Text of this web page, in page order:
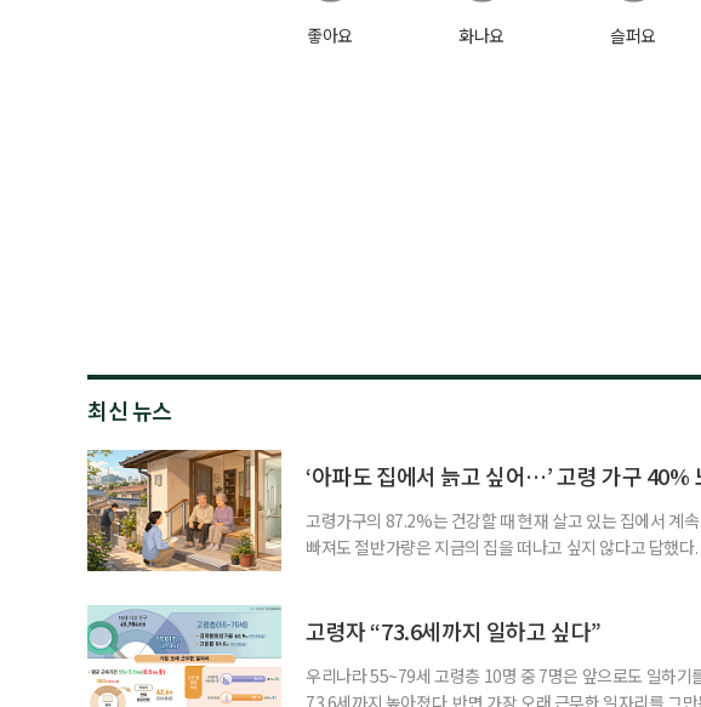
좋아요 화나요 슬퍼요
최신 뉴스
‘아파도 집에서 늙고 싶어…’ 고령 가구 40%
고령가구의 87.2%는 건강할 때 현재 살고 있는 집에서 계
빠져도 절반가량은 지금의 집을 떠나고 싶지 않다고 답했
여름호에 실린 ‘통합돌봄 시행에 따른 고령자 주거-돌봄 협
고령자 “73.6세까지 일하고 싶다”
우리나라 55~79세 고령층 10명 중 7명은 앞으로도 일하기
73.6세까지 높아졌다. 반면 가장 오래 근무한 일자리를 그